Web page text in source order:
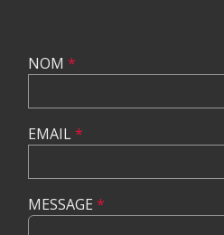
NOM *
EMAIL*
MESSAGE *